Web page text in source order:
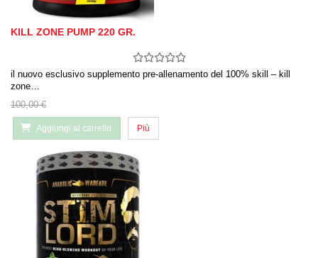
KILL ZONE PUMP 220 GR.
il nuovo esclusivo supplemento pre-allenamento del 100% skill – kill
zone…
100,00 €
Aggiungi al carrello Più